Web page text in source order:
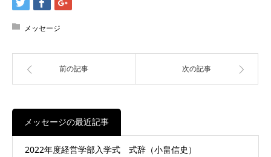
メッセージ
前の記事 次の記事
メッセージの最近記事
2022年度経営学部入学式 式辞（小畠信史）